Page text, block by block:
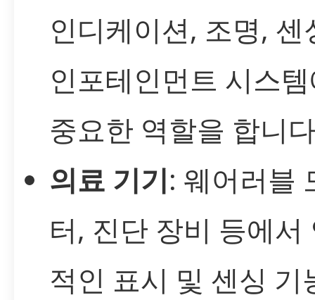
인디케이션, 조명, 센
인포테인먼트 시스
중요한 역할을 합니
의료 기기: 웨어러블
터, 진단 장비 등에서
적인 표시 및 센싱 기